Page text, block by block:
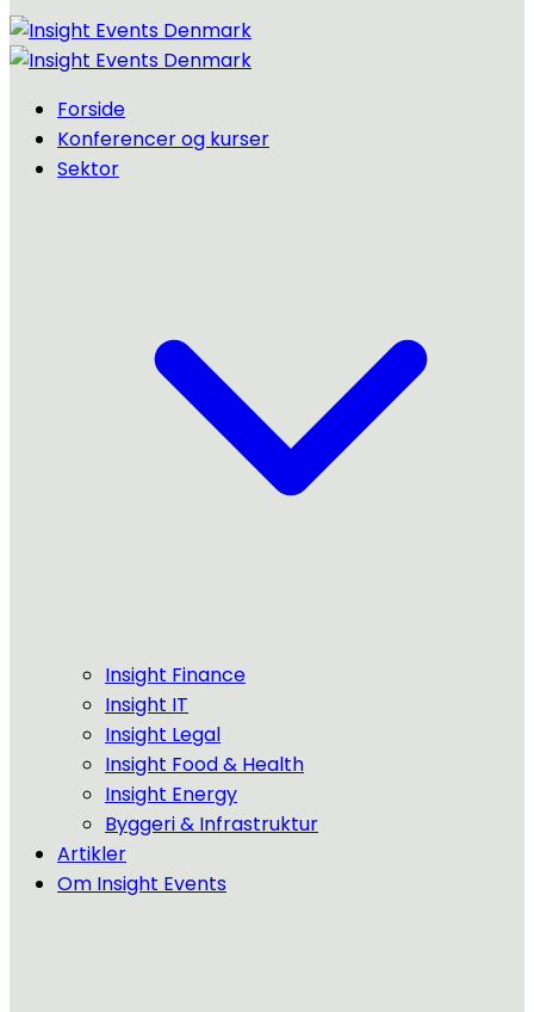
Forside
Konferencer og kurser
Sektor
Insight Finance
Insight IT
Insight Legal
Insight Food & Health
Insight Energy
Byggeri & Infrastruktur
Artikler
Om Insight Events